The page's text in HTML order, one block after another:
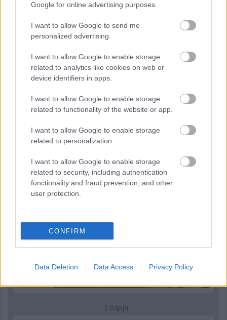
Google for online advertising purposes.
I want to allow Google to send me
personalized advertising.
I want to allow Google to enable storage
related to analytics like cookies on web or
device identifiers in apps.
I want to allow Google to enable storage
related to functionality of the website or app.
I want to allow Google to enable storage
related to personalization.
I want to allow Google to enable storage
related to security, including authentication
functionality and fraud prevention, and other
user protection.
CONFIRM
Data Deletion Data Access Privacy Policy
Ilyen lehet a jövő F1-es szabályrendszere Domenicali
szerint
2 napja